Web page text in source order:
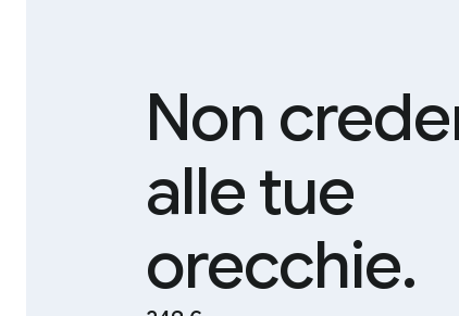
Non
alle tue
orecchie.